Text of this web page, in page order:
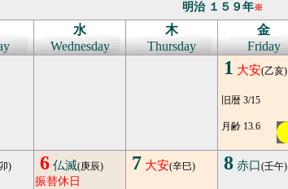
明治 １５９年※
水
Wednesday
木
Thursday
金
Friday
1 大安(乙亥)
旧暦 3/15
月齢 13.6
) 6 仏滅(庚辰)
振替休日
7 大安(辛巳) 8 赤口(壬午)